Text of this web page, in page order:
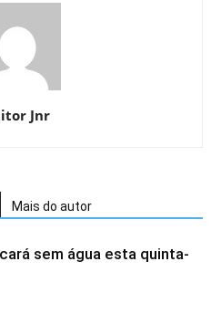
Jnr
Mais do autor
sem água esta quinta-